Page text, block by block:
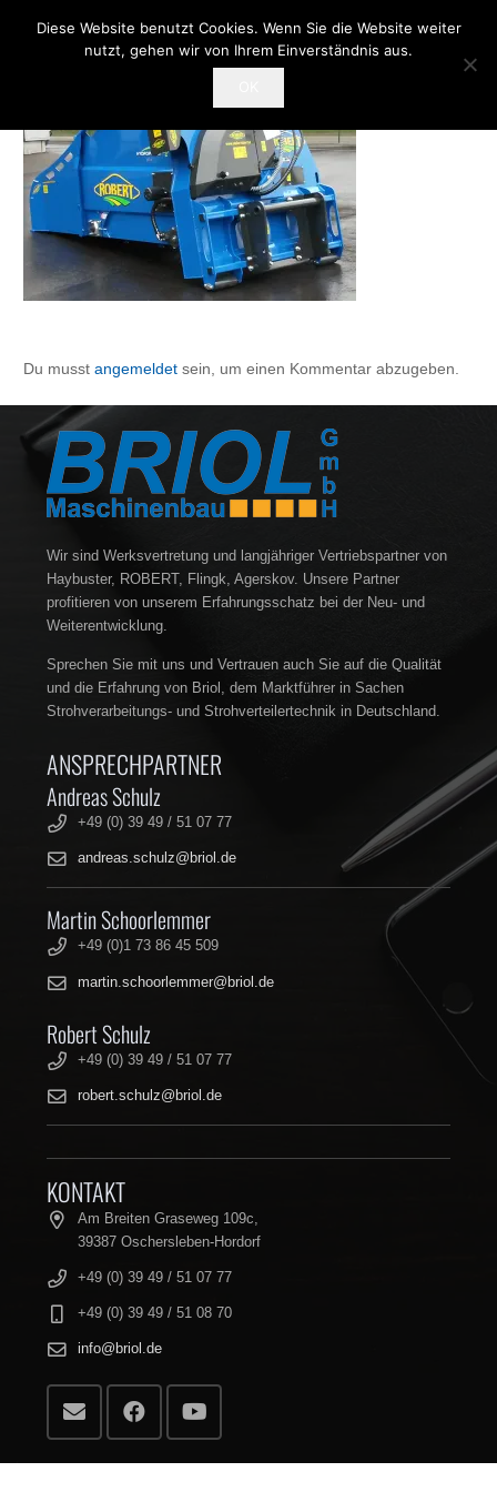
Du musst angemeldet sein, um einen Kommentar abzugeben.
Wir sind Werksvertretung und langjähriger Vertriebspartner von
Haybuster, ROBERT, Flingk, Agerskov. Unsere Partner
profitieren von unserem Erfahrungsschatz bei der Neu- und
Weiterentwicklung.
Sprechen Sie mit uns und Vertrauen auch Sie auf die Qualität
und die Erfahrung von Briol, dem Marktführer in Sachen
Strohverarbeitungs- und Strohverteilertechnik in Deutschland.
ANSPRECHPARTNER
Andreas Schulz
+49 (0) 39 49 / 51 07 77
andreas.schulz@briol.de
Martin Schoorlemmer
+49 (0)1 73 86 45 509
martin.schoorlemmer@briol.de
Robert Schulz
+49 (0) 39 49 / 51 07 77
robert.schulz@briol.de
KONTAKT
Am Breiten Graseweg 109c,
39387 Oschersleben-Hordorf
+49 (0) 39 49 / 51 07 77
+49 (0) 39 49 / 51 08 70
info@briol.de
Diese Website benutzt Cookies. Wenn Sie die Website weiter
nutzt, gehen wir von Ihrem Einverständnis aus.